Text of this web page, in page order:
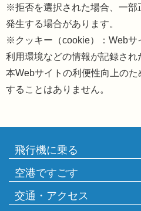
※拒否を選択された場合、一部
発生する場合があります。
※クッキー（cookie）：Webサ
利用環境などの情報が記録され
本Webサイトの利便性向上の
することはありません。
飛行機に乗る
空港ですごす
交通・アクセス